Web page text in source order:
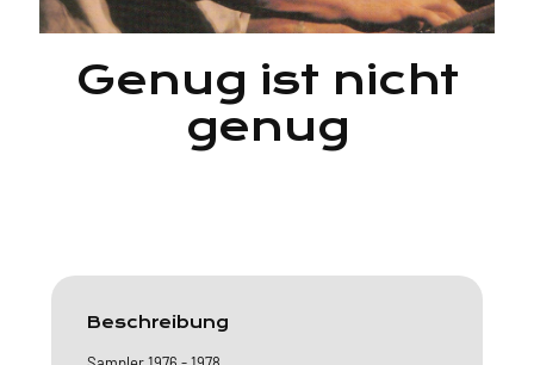
Genug ist nicht
genug
Beschreibung